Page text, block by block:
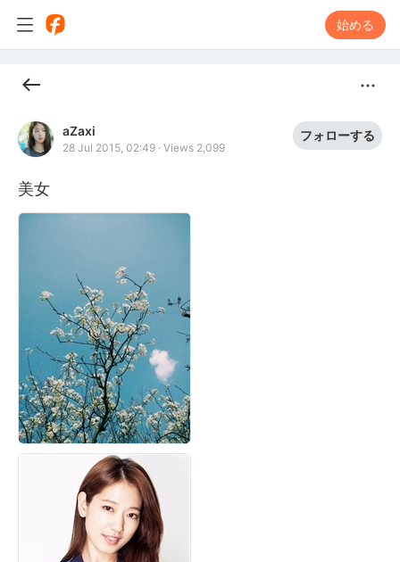
始める
aZaxi
28 Jul 2015, 02:49 · Views 2,099
フォローする
美女